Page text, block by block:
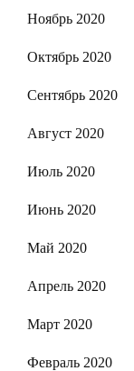
Ноябрь 2020
Октябрь 2020
Сентябрь 2020
Август 2020
Июль 2020
Июнь 2020
Май 2020
Апрель 2020
Март 2020
Февраль 2020